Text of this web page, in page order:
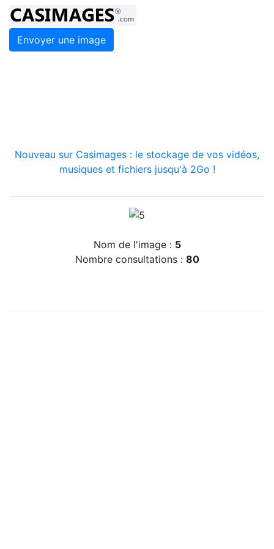
Envoyer une image
Nouveau sur Casimages : le stockage de vos vidéos,
musiques et fichiers jusqu'à 2Go !
Nom de l'image : 5
Nombre consultations : 80